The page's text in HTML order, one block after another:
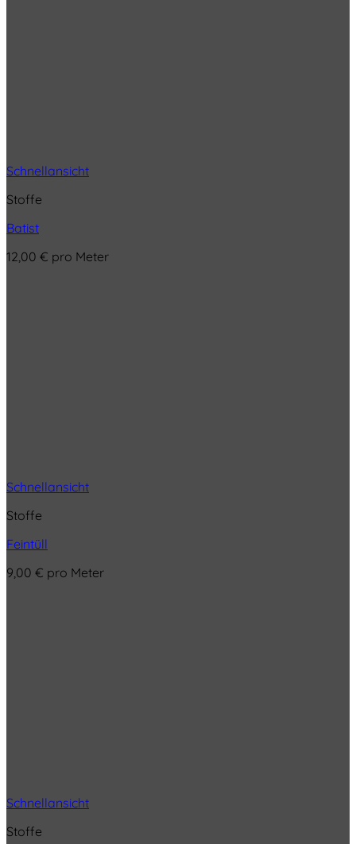
Schnellansicht
Stoffe
Batist
12,00 € pro Meter
Schnellansicht
Stoffe
Feintüll
9,00 € pro Meter
Schnellansicht
Stoffe